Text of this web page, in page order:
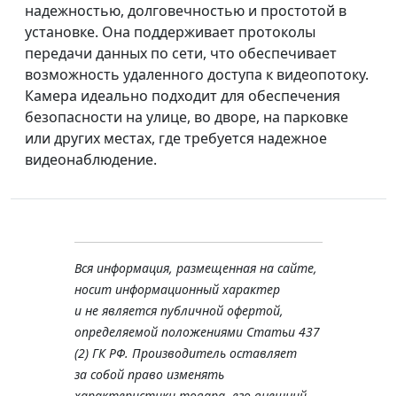
надежностью, долговечностью и простотой в
установке. Она поддерживает протоколы
передачи данных по сети, что обеспечивает
возможность удаленного доступа к видеопотоку.
Камера идеально подходит для обеспечения
безопасности на улице, во дворе, на парковке
или других местах, где требуется надежное
видеонаблюдение.
Вся информация, размещенная на сайте,
носит информационный характер
и не является публичной офертой,
определяемой положениями Статьи 437
(2) ГК РФ. Производитель оставляет
за собой право изменять